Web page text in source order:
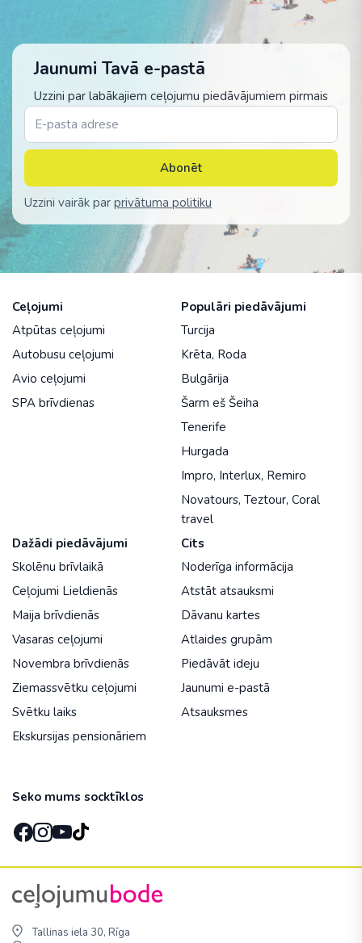
Jaunumi Tavā e-pastā
Uzzini par labākajiem ceļojumu piedāvājumiem pirmais
Abonēt
Uzzini vairāk par privātuma politiku
Ceļojumi
Atpūtas ceļojumi
Autobusu ceļojumi
Avio ceļojumi
SPA brīvdienas
Populāri piedāvājumi
Turcija
Krēta, Roda
Bulgārija
Šarm eš Šeiha
Tenerife
Hurgada
Impro, Interlux, Remiro
Novatours, Teztour, Coral
travel
Dažādi piedāvājumi
Skolēnu brīvlaikā
Ceļojumi Lieldienās
Maija brīvdienās
Vasaras ceļojumi
Novembra brīvdienās
Ziemassvētku ceļojumi
Svētku laiks
Ekskursijas pensionāriem
Cits
Noderīga informācija
Atstāt atsauksmi
Dāvanu kartes
Atlaides grupām
Piedāvāt ideju
Jaunumi e-pastā
Atsauksmes
Seko mums socktīklos
Tallinas iela 30, Rīga